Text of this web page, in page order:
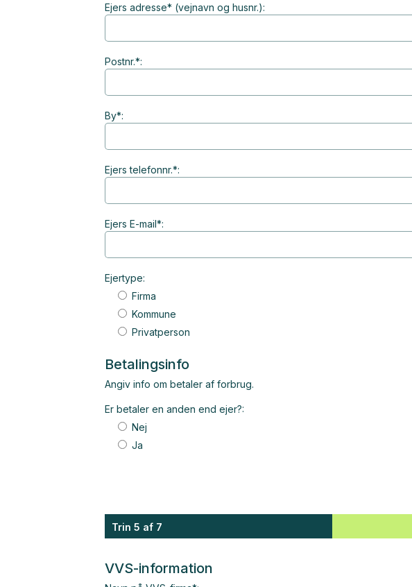
Ejers adresse* (vejnavn og husnr.):
Postnr.*:
By*:
Ejers telefonnr.*:
Ejers E-mail*:
Ejertype:
Firma
Kommune
Privatperson
Betalingsinfo
Angiv info om betaler af forbrug.
Er betaler en anden end ejer?:
Nej
Ja
Trin 5 af 7
VVS-information